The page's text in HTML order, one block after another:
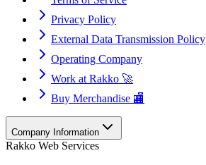
Privacy Policy
External Data Transmission Policy
Operating Company
Work at Rakko 🚀
Buy Merchandise 🏬
Company Information
Rakko Web Services